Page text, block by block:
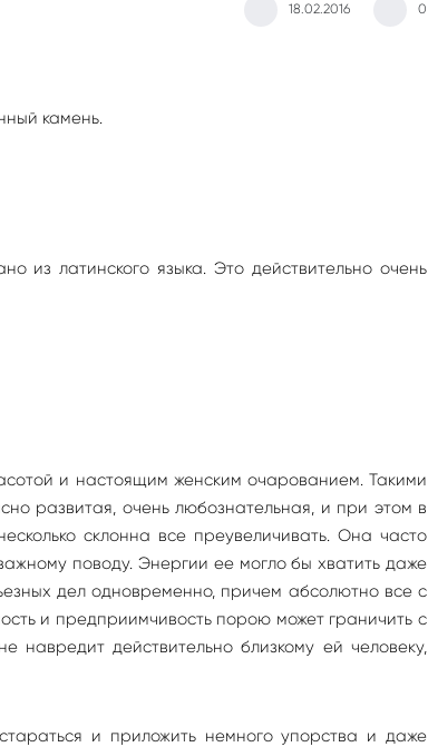
18.02.2016 0
камень.
из латинского языка. Это действительно очень
и настоящим женским очарованием. Такими
развитая, очень любознательная, и при этом в
склонна все преувеличивать. Она часто
поводу. Энергии ее могло бы хватить даже
дел одновременно, причем абсолютно все с
и предприимчивость порою может граничить с
действительно близкому ей человеку,
и приложить немного упорства и даже